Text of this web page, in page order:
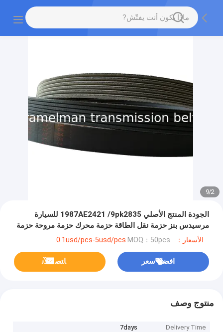
2
/
9
الجودة المنتج الأصلي 1987AE2421 /9pk2835 للسيارة
مرسيدس بنز حزمة نقل الطاقة حزمة محرك حزمة مروحة حزمة
راميلمان حزمة pk
الأسعار：0.1usd/pcs-5usd/pcs MOQ：50pcs
افضل سعر ﺎﺘﺼﻟ ﺍﻶﻧ
منتوج وصف
Delivery Time
7days